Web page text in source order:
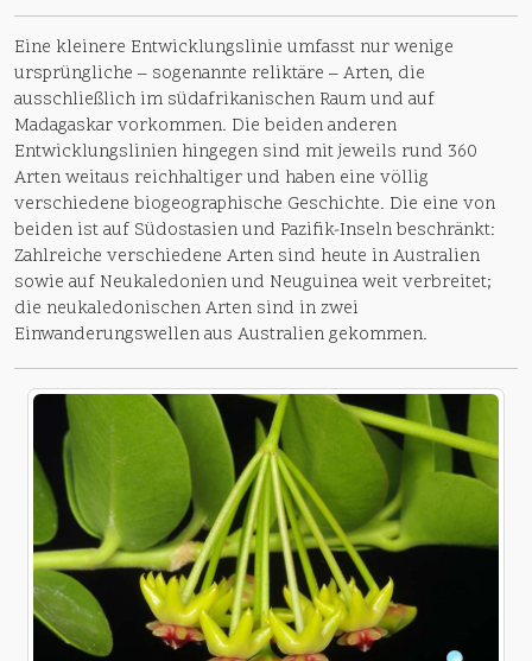
Eine kleinere Entwicklungslinie umfasst nur wenige
ursprüngliche – sogenannte reliktäre – Arten, die
ausschließlich im südafrikanischen Raum und auf
Madagaskar vorkommen. Die beiden anderen
Entwicklungslinien hingegen sind mit jeweils rund 360
Arten weitaus reichhaltiger und haben eine völlig
verschiedene biogeographische Geschichte. Die eine von
beiden ist auf Südostasien und Pazifik-Inseln beschränkt:
Zahlreiche verschiedene Arten sind heute in Australien
sowie auf Neukaledonien und Neuguinea weit verbreitet;
die neukaledonischen Arten sind in zwei
Einwanderungswellen aus Australien gekommen.